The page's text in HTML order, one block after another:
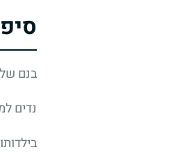
בנם של שוכריה
נדים